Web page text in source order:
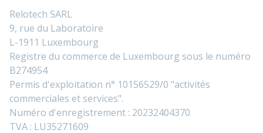
Relotech SARL
9, rue du Laboratoire
L-1911 Luxembourg
Registre du commerce de Luxembourg sous le numéro
B274954
Permis d'exploitation n° 10156529/0 "activités
commerciales et services".
Numéro d'enregistrement : 20232404370
TVA : LU35271609